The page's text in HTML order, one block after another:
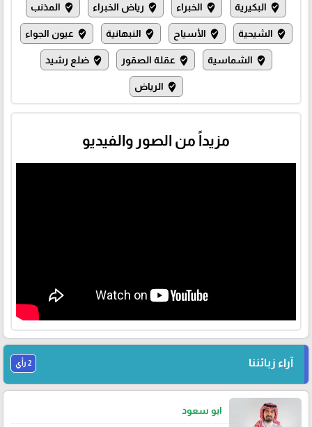
where_to_vote البكيرية where_to_vote الخبراء where_to_vote رياض الخبراء where_to_vote المذنب
where_to_vote الشيحية where_to_vote الأسياح where_to_vote النبهانية where_to_vote عيون الجواء
where_to_vote الشماسية where_to_vote عقلة الصقور where_to_vote ضلع رشيد
where_to_vote الرياض
مزيداً من الصور والفيديو
آراء زبائننا 2 رأي
ابو سعود